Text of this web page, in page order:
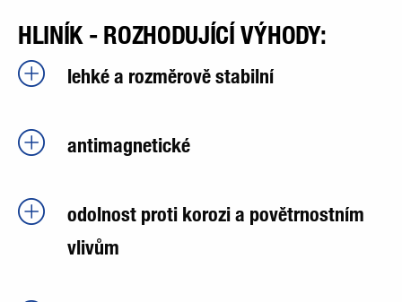
HLINÍK - ROZHODUJÍCÍ VÝHODY:
lehké a rozměrově stabilní
antimagnetické
odolnost proti korozi a povětrnostním
vlivům